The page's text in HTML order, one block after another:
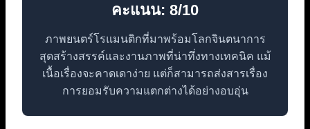
คะแนน: 8/10
ภาพยนตร์โรแมนติกที่มาพร้อมโลกจินตนาการ
สุดสร้างสรรค์และงานภาพที่น่าทึ่งทางเทคนิค แม้
เนื้อเรื่องจะคาดเดาง่าย แต่ก็สามารถส่งสารเรื่อง
การยอมรับความแตกต่างได้อย่างอบอุ่น